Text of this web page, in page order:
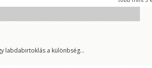
labdabirtoklás a különbség...